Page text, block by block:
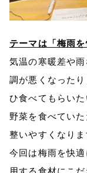
テーマは「梅雨
気温の寒暖差や
調が悪くなった
ひ食べてもらい
野菜を食べてい
整いやすくなりま
今回は梅雨を快